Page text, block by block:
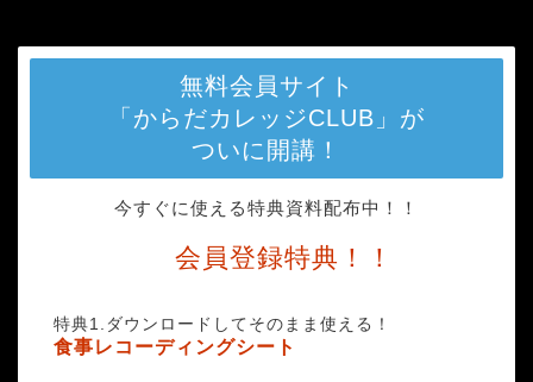
無料会員サイト
「からだカレッジCLUB」が
ついに開講！
今すぐに使える特典資料配布中！！
会員登録特典！！
特典1.ダウンロードしてそのまま使える！
食事レコーディングシート